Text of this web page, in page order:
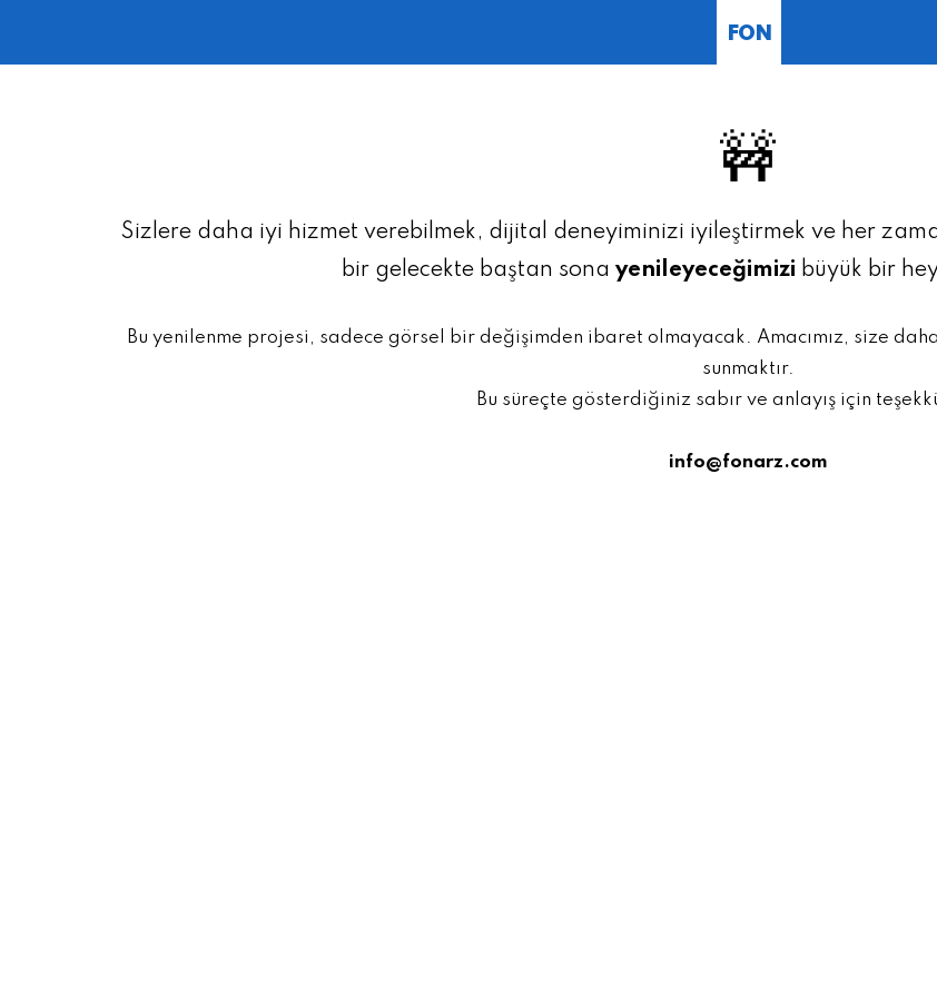
FON
🚧
Sizlere daha iyi hizmet verebilmek, dijital deneyiminizi iyileştirmek ve her
bir gelecekte baştan sona yenileyeceğimizi büyük bir
Bu yenilenme projesi, sadece görsel bir değişimden ibaret olmayacak. Amacımız, size
sunmaktır.
Bu süreçte gösterdiğiniz sabır ve anlayış için
info@fonarz.com